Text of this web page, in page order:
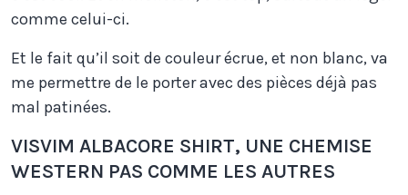
comme celui-ci.
Et le fait qu’il soit de couleur écrue, et non blanc, va
me permettre de le porter avec des pièces déjà pas
mal patinées.
VISVIM ALBACORE SHIRT, UNE CHEMISE
WESTERN PAS COMME LES AUTRES